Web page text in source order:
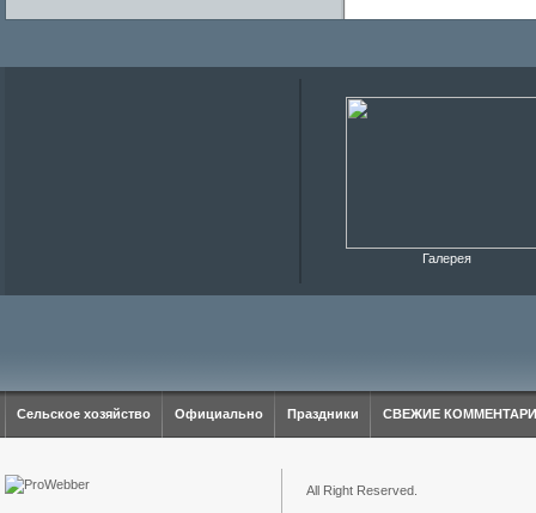
Галерея
Сельское хозяйство Официально Праздники СВЕЖИЕ
All Right Reserved.